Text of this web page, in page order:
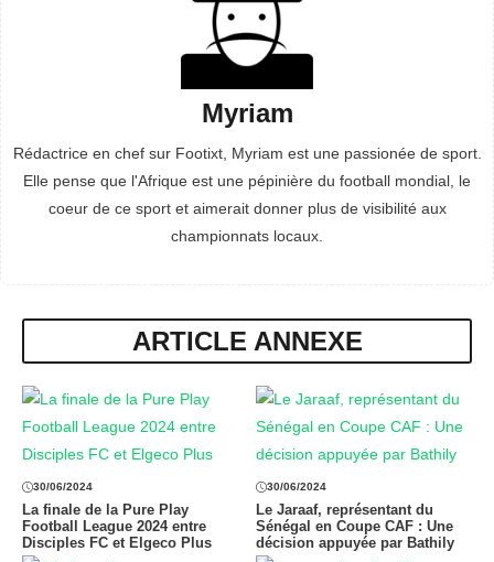
Myriam
Rédactrice en chef sur Footixt, Myriam est une passionée de sport.
Elle pense que l'Afrique est une pépinière du football mondial, le
coeur de ce sport et aimerait donner plus de visibilité aux
championnats locaux.
ARTICLE ANNEXE
30/06/2024
La finale de la Pure Play
Football League 2024 entre
Disciples FC et Elgeco Plus
30/06/2024
Le Jaraaf, représentant du
Sénégal en Coupe CAF : Une
décision appuyée par Bathily